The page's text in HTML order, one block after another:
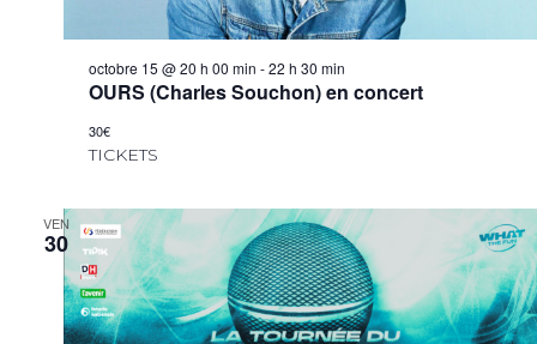
octobre 15 @ 20 h 00 min -22 h 30 min
OURS (Charles Souchon) en concert
30€
TICKETS
VEN
30